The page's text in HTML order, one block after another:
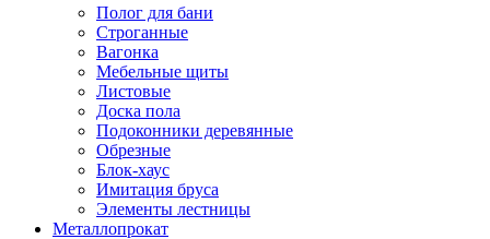
Полог для бани
Строганные
Вагонка
Мебельные щиты
Листовые
Доска пола
Подоконники деревянные
Обрезные
Блок-хаус
Имитация бруса
Элементы лестницы
Металлопрокат